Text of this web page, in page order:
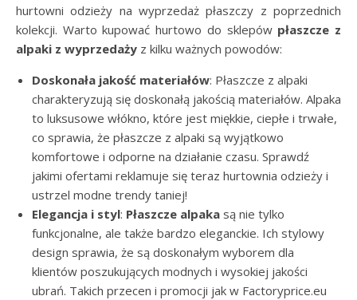
hurtowni odzieży na wyprzedaż płaszczy z poprzednich
kolekcji. Warto kupować hurtowo do sklepów płaszcze z
alpaki z wyprzedaży z kilku ważnych powodów:
Doskonała jakość materiałów: Płaszcze z alpaki
charakteryzują się doskonałą jakością materiałów. Alpaka
to luksusowe włókno, które jest miękkie, ciepłe i trwałe,
co sprawia, że płaszcze z alpaki są wyjątkowo
komfortowe i odporne na działanie czasu. Sprawdź
jakimi ofertami reklamuje się teraz hurtownia odzieży i
ustrzel modne trendy taniej!
Elegancja i styl: Płaszcze alpaka są nie tylko
funkcjonalne, ale także bardzo eleganckie. Ich stylowy
design sprawia, że są doskonałym wyborem dla
klientów poszukujących modnych i wysokiej jakości
ubrań. Takich przecen i promocji jak w Factoryprice.eu